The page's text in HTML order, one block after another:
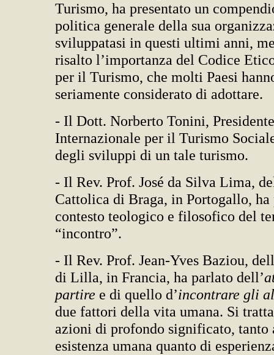
Turismo, ha presentato un
politica generale della sua
sviluppatasi in questi ultimi anni,
risalto l’importanza del Codice
per il Turismo, che molti Paesi
seriamente considerato di adottare.
- Il Dott. Norberto Tonini,
Internazionale per il Turismo
degli sviluppi di un tale turismo.
- Il Rev. Prof. José da Silva Lima,
Cattolica di Braga, in Portogallo, ha
contesto teologico e filosofico del
“incontro”.
- Il Rev. Prof. Jean-Yves Baziou,
di Lilla, in Francia, ha parlato dell’
partire e di quello d’incontrare gli
due fattori della vita umana. Si
azioni di profondo significato,
esistenza umana quanto di